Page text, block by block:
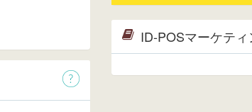
ID-POSマーケテ